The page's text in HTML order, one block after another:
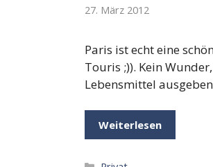
27. März 2012
Paris ist echt eine
Touris ;)). Kein
Lebensmittel
Weiterlesen